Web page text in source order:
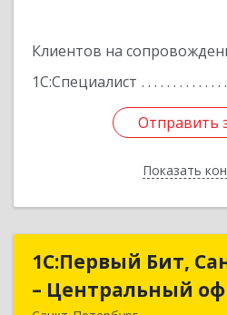
Клиентов на
1С:Специалист
Отправить
Показать
Отправить
Назад
1С:Первый Бит,
– Центральный
1С:Первый Бит,
–